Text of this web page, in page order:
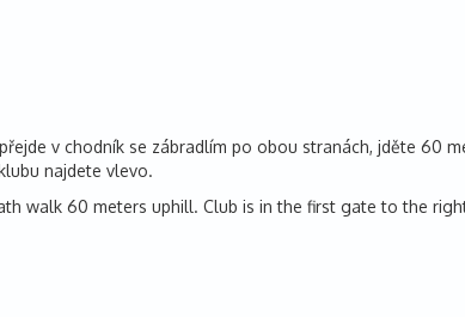
v chodník se zábradlím po obou stranách, jděte 60
najdete vlevo.
walk 60 meters uphill. Club is in the first gate to the